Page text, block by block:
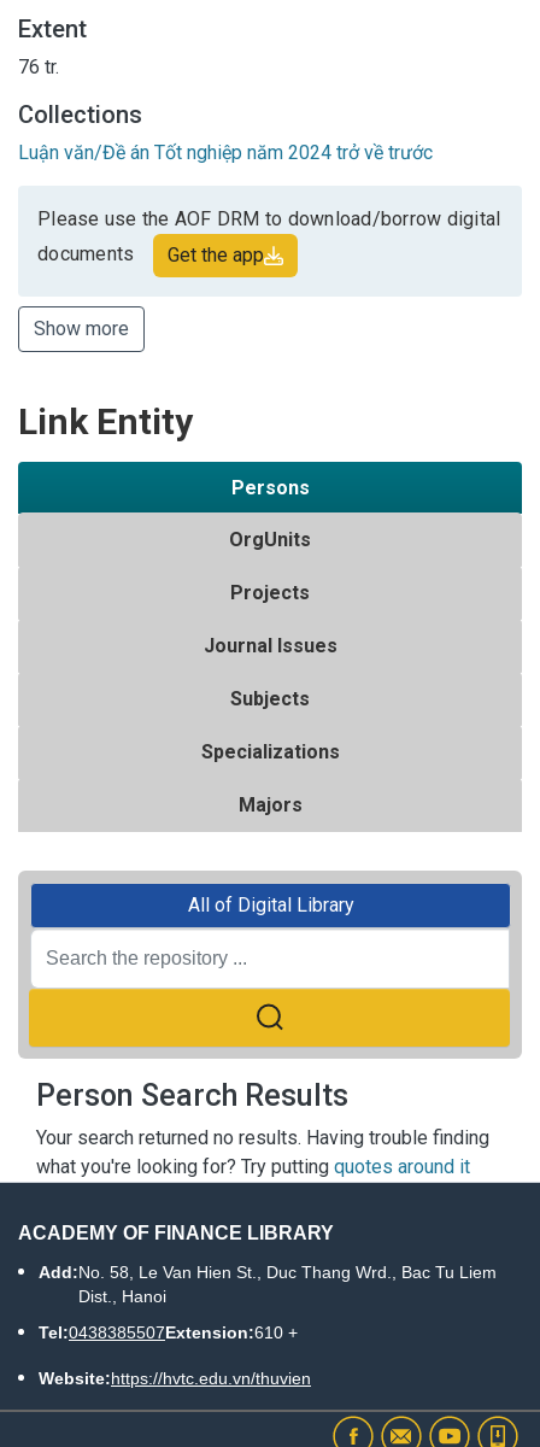
Extent
76 tr.
Collections
Luận văn/Đề án Tốt nghiệp năm 2024 trở về trước
Please use the AOF DRM to download/borrow digital
documents
Get the app
Show more
Link Entity
Persons
OrgUnits
Projects
Journal Issues
Subjects
Specializations
Majors
All of Digital Library
Person Search Results
Your search returned no results. Having trouble finding
what you're looking for? Try putting quotes around it
ACADEMY OF FINANCE LIBRARY
Add:No. 58, Le Van Hien St., Duc Thang Wrd., Bac Tu Liem
Dist., Hanoi
Tel:0438385507Extension:610 +
Website:https://hvtc.edu.vn/thuvien